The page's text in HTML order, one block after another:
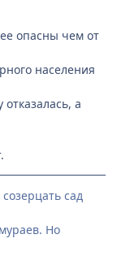
опасны чем от
населения
а
сад
Но